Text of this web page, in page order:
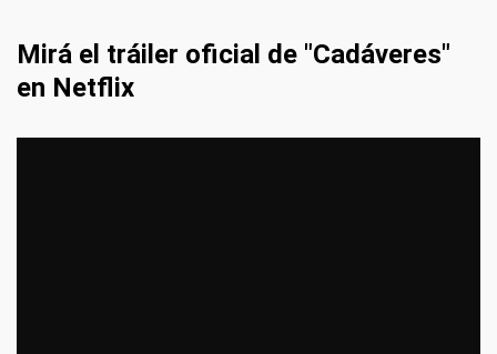
Mirá el tráiler oficial de "Cadáveres"
en Netflix